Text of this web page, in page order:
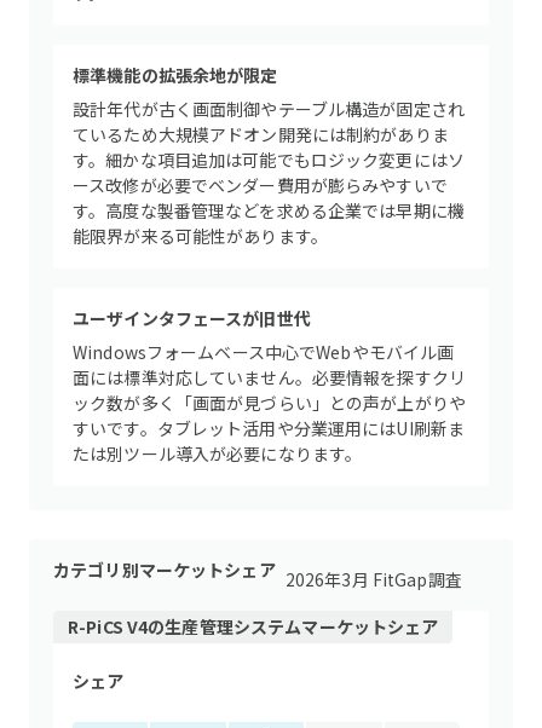
標準機能の拡張余地が限定
設計年代が古く画面制御やテーブル構造が固定され
ているため大規模アドオン開発には制約がありま
す。細かな項目追加は可能でもロジック変更にはソ
ース改修が必要でベンダー費用が膨らみやすいで
す。高度な製番管理などを求める企業では早期に機
能限界が来る可能性があります。
ユーザインタフェースが旧世代
Windowsフォームベース中心でWebやモバイル画
面には標準対応していません。必要情報を探すクリ
ック数が多く「画面が見づらい」との声が上がりや
すいです。タブレット活用や分業運用にはUI刷新ま
たは別ツール導入が必要になります。
カテゴリ別マーケットシェア 2026年3月 FitGap調査
R-PiCS V4の生産管理システムマーケットシェア
シェア